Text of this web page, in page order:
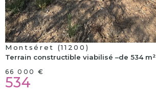
Montséret (11200)
Terrain constructible viabilisé –de 534 m²
66 000 €
534